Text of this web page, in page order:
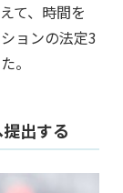
て、時間を
ョンの法定3
。
出する